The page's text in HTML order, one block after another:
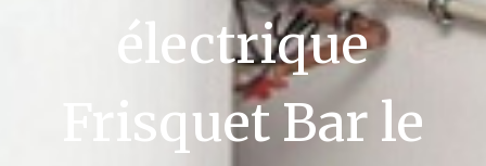
électrique
Frisquet Bar le